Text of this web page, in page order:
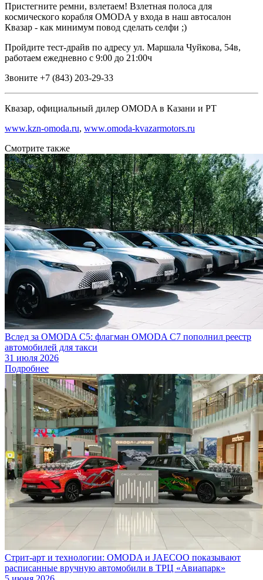
Пристегните ремни, взлетаем! Взлетная полоса для
космического корабля OMODA у входа в наш автосалон
Квазар - как минимум повод сделать селфи ;)
Пройдите тест-драйв по адресу ул. Маршала Чуйкова, 54в,
работаем ежедневно с 9:00 до 21:00ч
Звоните +7 (843) 203-29-33
Квазар, официальный дилер OMODA в Казани и РТ
www.kzn-omoda.ru, www.omoda-kvazarmotors.ru
Смотрите также
Вслед за OMODA C5: флагман OMODA C7 пополнил реестр
автомобилей для такси
31 июля 2026
Подробнее
Стрит-арт и технологии: OMODA и JAECOO показывают
расписанные вручную автомобили в ТРЦ «Авиапарк»